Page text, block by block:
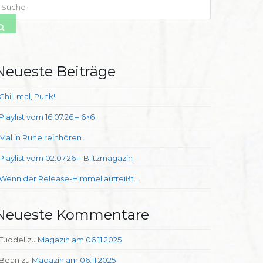
Beiträge
mal, Punk!
vom 16.07.26 – 6×6
in Ruhe reinhören..
vom 02.07.26 – Blitzmagazin
der Release-Himmel aufreißt…
Kommentare
zu Magazin am 06.11.2025
zu Magazin am 06.11.2025